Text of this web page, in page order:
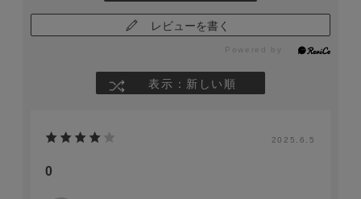
レビューを書く
表示：新しい順
2025.6.5
0